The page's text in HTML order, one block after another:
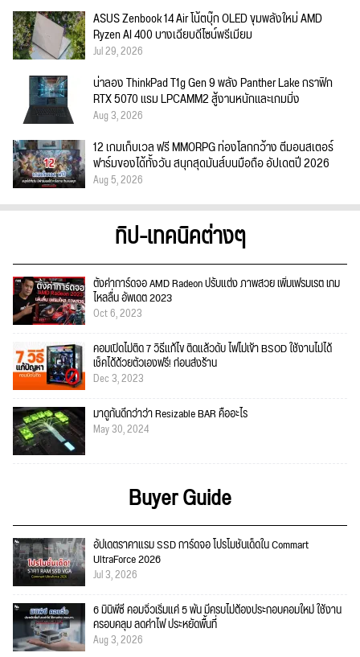
ASUS Zenbook 14 Air โน้ตบุ๊ก OLED ขุมพลังใหม่ AMD
Ryzen AI 400 บางเฉียบดีไซน์พรีเมียม
Jul 29, 2026
น่าลอง ThinkPad T1g Gen 9 พลัง Panther Lake กราฟิก
RTX 5070 แรม LPCAMM2 สู้งานหนักและเกมมิ่ง
Aug 3, 2026
12 เกมเก็บเวล ฟรี MMORPG ท่องโลกกว้าง ตีมอนสเตอร์
ฟาร์มของได้ทั้งวัน สนุกสุดมันส์บนมือถือ อัปเดตปี 2026
Aug 5, 2026
ทิป-เทคนิคต่างๆ
ตั้งค่าการ์ดจอ AMD Radeon ปรับแต่ง ภาพสวย เพิ่มเฟรมเรต เกม
ไหลลื่น อัพเดต 2023
Oct 6, 2023
คอมเปิดไม่ติด 7 วิธีแก้ไข ติดแล้วดับ ไฟไม่เข้า BSOD ใช้งานไม่ได้
เช็คได้ด้วยตัวเองฟรี! ก่อนส่งร้าน
Dec 3, 2023
มาดูกันดีกว่าว่า Resizable BAR คืออะไร
May 30, 2024
Buyer Guide
อัปเดตราคาแรม SSD การ์ดจอ โปรโมชั่นเด็ดใน Commart
UltraForce 2026
Jul 3, 2026
6 มินิพีซี คอมจิ๋วเริ่มแค่ 5 พัน มีครบไม่ต้องประกอบคอมใหม่ ใช้งาน
ครอบคลุม ลดค่าไฟ ประหยัดพื้นที่
Aug 3, 2026